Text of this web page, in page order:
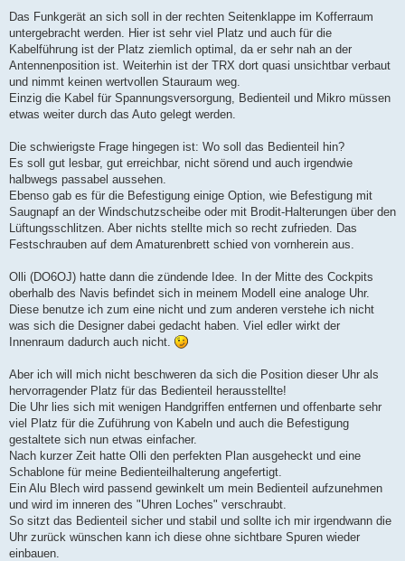
Das Funkgerät an sich soll in der rechten Seitenklappe im Kofferraum
untergebracht werden. Hier ist sehr viel Platz und auch für die
Kabelführung ist der Platz ziemlich optimal, da er sehr nah an der
Antennenposition ist. Weiterhin ist der TRX dort quasi unsichtbar verbaut
und nimmt keinen wertvollen Stauraum weg.
Einzig die Kabel für Spannungsversorgung, Bedienteil und Mikro müssen
etwas weiter durch das Auto gelegt werden.
Die schwierigste Frage hingegen ist: Wo soll das Bedienteil hin?
Es soll gut lesbar, gut erreichbar, nicht sörend und auch irgendwie
halbwegs passabel aussehen.
Ebenso gab es für die Befestigung einige Option, wie Befestigung mit
Saugnapf an der Windschutzscheibe oder mit Brodit-Halterungen über den
Lüftungsschlitzen. Aber nichts stellte mich so recht zufrieden. Das
Festschrauben auf dem Amaturenbrett schied von vornherein aus.
Olli (DO6OJ) hatte dann die zündende Idee. In der Mitte des Cockpits
oberhalb des Navis befindet sich in meinem Modell eine analoge Uhr.
Diese benutze ich zum eine nicht und zum anderen verstehe ich nicht
was sich die Designer dabei gedacht haben. Viel edler wirkt der
Innenraum dadurch auch nicht.
Aber ich will mich nicht beschweren da sich die Position dieser Uhr als
hervorragender Platz für das Bedienteil herausstellte!
Die Uhr lies sich mit wenigen Handgriffen entfernen und offenbarte sehr
viel Platz für die Zuführung von Kabeln und auch die Befestigung
gestaltete sich nun etwas einfacher.
Nach kurzer Zeit hatte Olli den perfekten Plan ausgeheckt und eine
Schablone für meine Bedienteilhalterung angefertigt.
Ein Alu Blech wird passend gewinkelt um mein Bedienteil aufzunehmen
und wird im inneren des "Uhren Loches" verschraubt.
So sitzt das Bedienteil sicher und stabil und sollte ich mir irgendwann die
Uhr zurück wünschen kann ich diese ohne sichtbare Spuren wieder
einbauen.